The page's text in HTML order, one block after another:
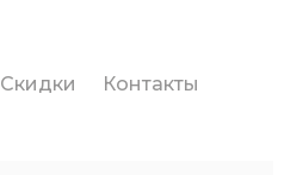
Скидки Контакты